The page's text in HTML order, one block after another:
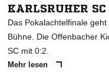
KARLSRUHER SC
Das Pokalachtelfinale
Bühne. Die Offenbacher
SC mit 0:2.
Mehr lesen